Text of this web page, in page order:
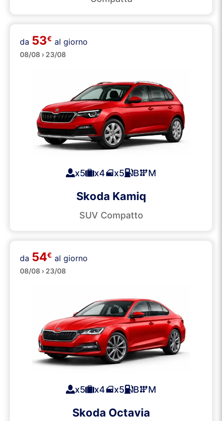
SUVs
da 53€ al giorno
08/08 › 23/08
x5 x4 x5 B M
Skoda Kamiq
SUV Compatto
Grandi
da 54€ al giorno
08/08 › 23/08
x5 x4 x5 B M
Skoda Octavia